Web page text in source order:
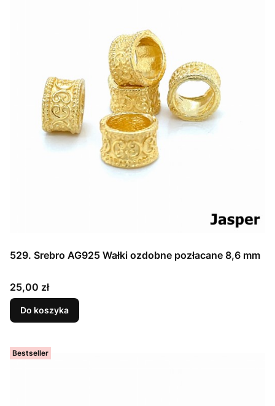
529. Srebro AG925 Wałki ozdobne pozłacane 8,6 mm
Cena
25,00 zł
Do koszyka
Bestseller